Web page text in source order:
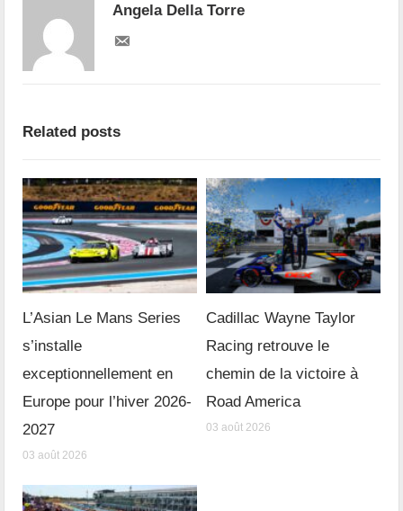
Angela Della Torre
Related posts
L’Asian Le Mans Series
s’installe
exceptionnellement en
Europe pour l’hiver 2026-
2027
03 août 2026
Cadillac Wayne Taylor
Racing retrouve le
chemin de la victoire à
Road America
03 août 2026